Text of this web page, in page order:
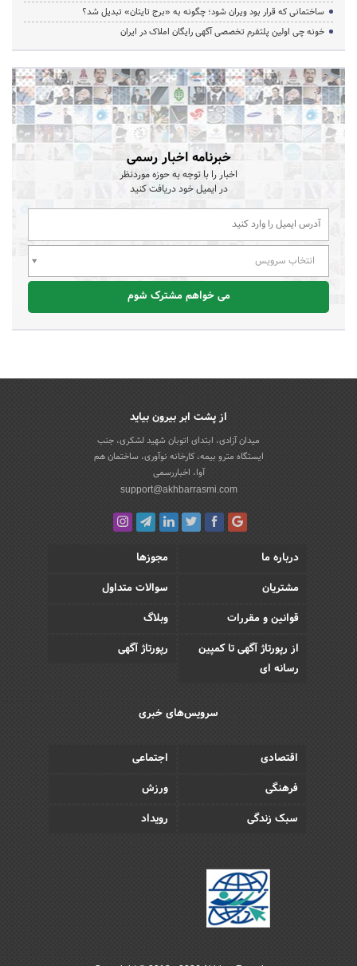
ساختمانی که قرار بود ویران شود؛ چگونه به «برج تایتان» تبدیل شد؟
خونه چی اولین پلتفرم تخصصی آگهی رایگان املاک در ایران
خبرنامه اخبار رسمی
اخبار را با توجه به حوزه موردنظر
در ایمیل خود دریافت کنید
انتخاب سرویس
می خواهم مشترک شوم
از پشت ابر بیرون بیاید
میدان آزادی، ابتدای اتوبان شهید لشکری، جنب
ایستگاه مترو بیمه، کارخانه نوآوری، ساختمان هم
آوا، اخباررسمی
support@akhbarrasmi.com
درباره ما
مجوزها
مشتریان
سوالات متداول
قوانین و مقررات
وبلاگ
از رپورتاژ آگهی تا کمپین
رسانه ای
رپورتاژ آگهی
سرویس‌های خبری
اقتصادی
اجتماعی
فرهنگی
ورزش
سبک زندگی
رویداد